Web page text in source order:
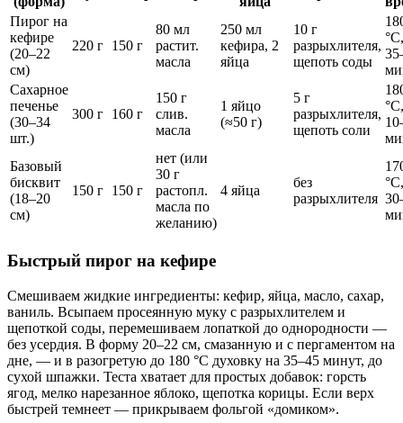
Пирог на
кефире
(20–22
см)
220 г 150 г
80 мл
растит.
масла
250 мл
кефира, 2
яйца
10 г
разрыхлителя,
щепоть соды
°C,
Сахарное
печенье
(30–34
шт.)
300 г 160 г
150 г
слив.
масла
1 яйцо
(≈50 г)
5 г
разрыхлителя,
щепоть соли
°C,
Базовый
бисквит
(18–20
см)
150 г 150 г
нет (или
30 г
растопл.
масла по
желанию)
4 яйца
без
разрыхлителя
°C,
Быстрый пирог на кефире
Смешиваем жидкие ингредиенты: кефир, яйца, масло, сахар,
ваниль. Всыпаем просеянную муку с разрыхлителем и
щепоткой соды, перемешиваем лопаткой до однородности —
без усердия. В форму 20–22 см, смазанную и с пергаментом на
дне, — и в разогретую до 180 °C духовку на 35–45 минут, до
сухой шпажки. Теста хватает для простых добавок: горсть
ягод, мелко нарезанное яблоко, щепотка корицы. Если верх
быстрей темнеет — прикрываем фольгой «домиком».